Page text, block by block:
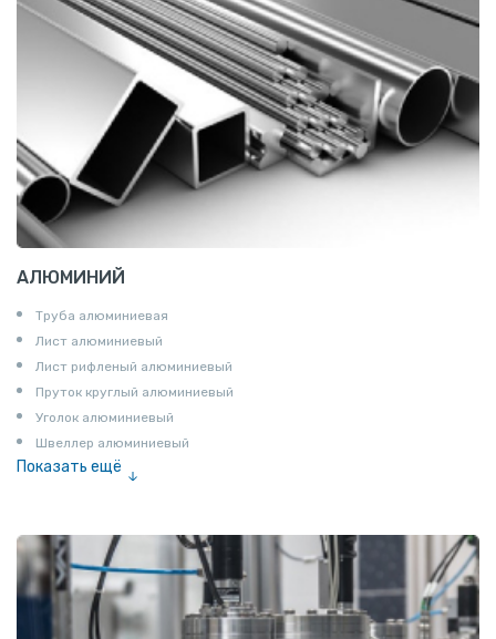
АЛЮМИНИЙ
Труба алюминиевая
Лист алюминиевый
Лист рифленый алюминиевый
Пруток круглый алюминиевый
Уголок алюминиевый
Швеллер алюминиевый
Показать ещё
Шина электротехническая
Алюминиевая плита
Z профиль алюминиевый
Т профиль алюминиевый